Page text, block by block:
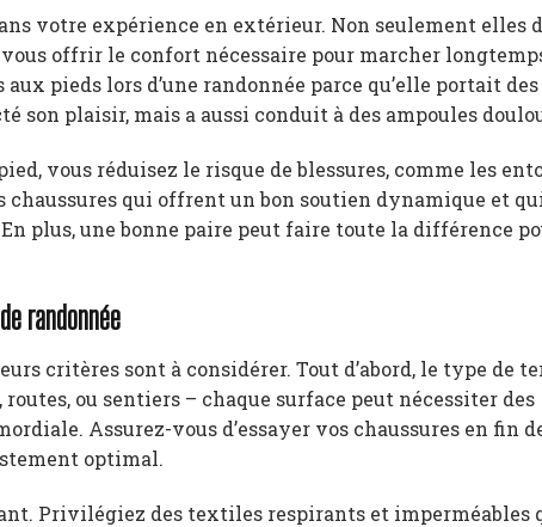
votre expérience en extérieur. Non seulement elles
offrir le confort nécessaire pour marcher
pieds lors d’une randonnée parce qu’elle portait des
son plaisir, mais a aussi conduit à des ampoules
vous réduisez le risque de blessures, comme les
qui offrent un bon soutien dynamique et
plus, une bonne paire peut faire toute la différence
randonnée
critères sont à considérer. Tout d’abord, le type de
ou sentiers – chaque surface peut nécessiter des
Assurez-vous d’essayer vos chaussures en fin
optimal.
Privilégiez des textiles respirants et imperméables